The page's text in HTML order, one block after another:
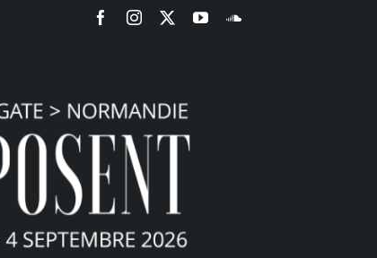
FacebookInstagram
X YouTubeSoundCloud